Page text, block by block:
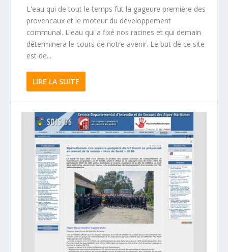
L'eau qui de tout le temps fut la gageure première des
provencaux et le moteur du développement
communal. L'eau qui a fixé nos racines et qui demain
déterminera le cours de notre avenir. Le but de ce site
est de...
LIRE LA SUITE